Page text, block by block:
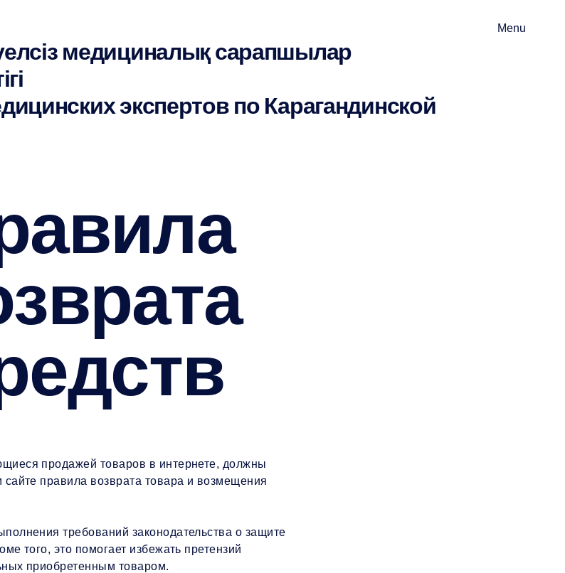
медициналық сарапшылар
экспертов по Карагандинской
Menu
продажей товаров в интернете, должны
сайте правила возврата товара и возмещения
требований законодательства о защите
того, это помогает избежать претензий
приобретенным товаром.